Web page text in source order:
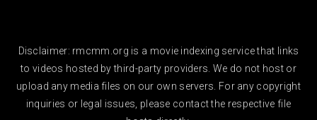
Disclaimer: rmcmm.org is a movie indexing service that links
to videos hosted by third-party providers. We do not host or
upload any media files on our own servers. For any copyright
inquiries or legal issues, please contact the respective file